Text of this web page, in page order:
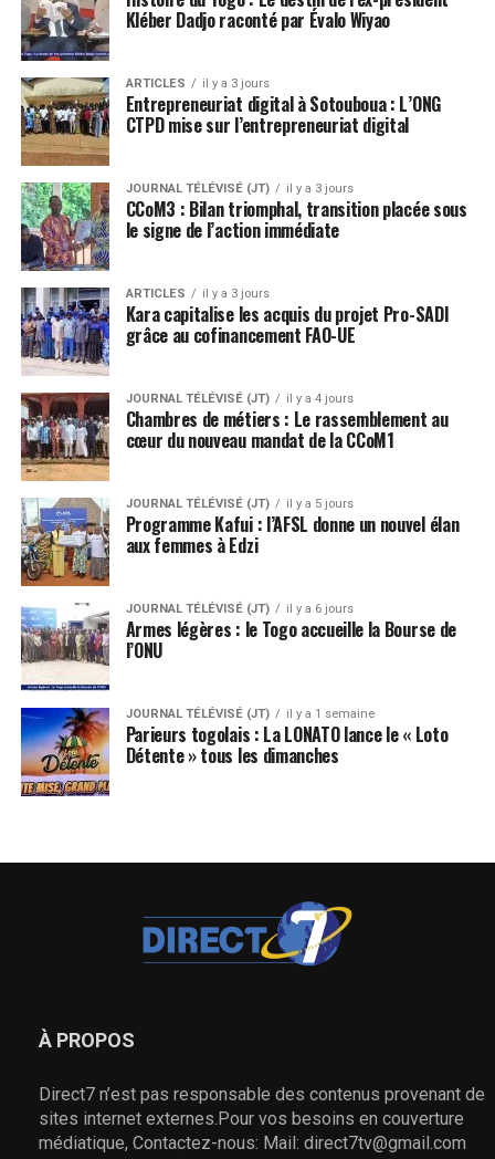
Kléber Dadjo raconté par Évalo Wiyao
ARTICLES il y a 3 jours
Entrepreneuriat digital à Sotouboua : L’ONG
CTPD mise sur l’entrepreneuriat digital
JOURNAL TÉLÉVISÉ (JT) il y a 3 jours
CCoM3 : Bilan triomphal, transition placée sous
le signe de l’action immédiate
ARTICLES il y a 3 jours
Kara capitalise les acquis du projet Pro-SADI
grâce au cofinancement FAO-UE
JOURNAL TÉLÉVISÉ (JT) il y a 4 jours
Chambres de métiers : Le rassemblement au
cœur du nouveau mandat de la CCoM1
JOURNAL TÉLÉVISÉ (JT) il y a 5 jours
Programme Kafui : l’AFSL donne un nouvel élan
aux femmes à Edzi
JOURNAL TÉLÉVISÉ (JT) il y a 6 jours
Armes légères : le Togo accueille la Bourse de
l’ONU
JOURNAL TÉLÉVISÉ (JT) il y a 1 semaine
Parieurs togolais : La LONATO lance le « Loto
Détente » tous les dimanches
À PROPOS
Direct7 n’est pas responsable des contenus provenant de
sites internet externes.Pour vos besoins en couverture
médiatique, Contactez-nous: Mail: direct7tv@gmail.com